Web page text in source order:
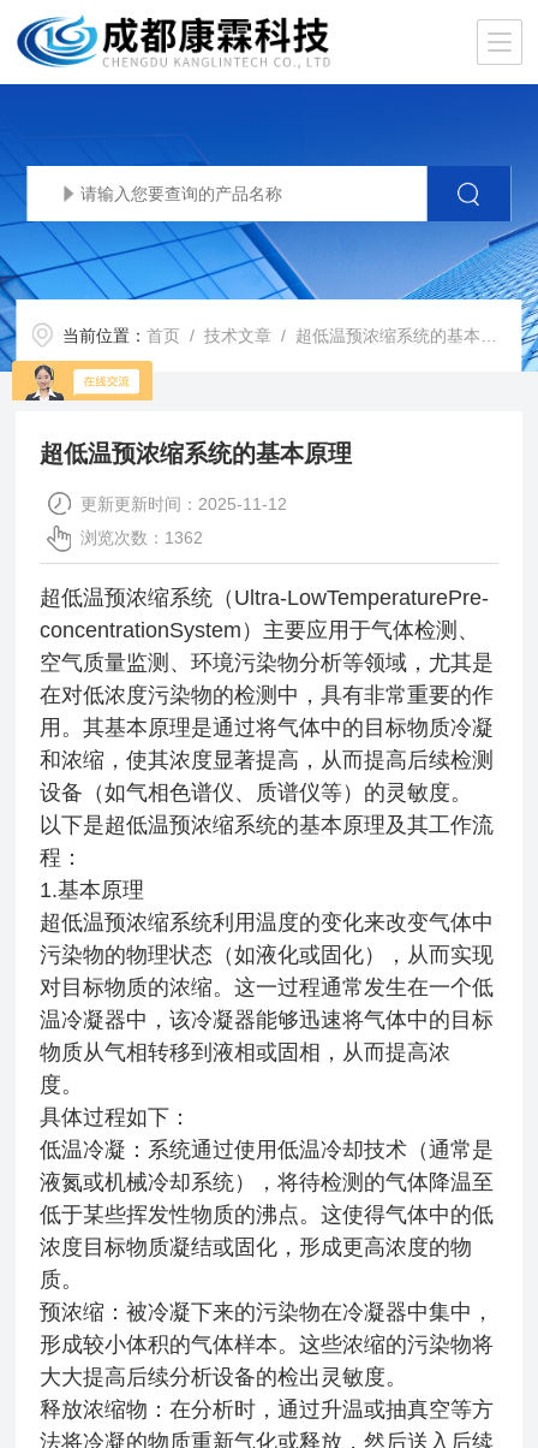
当前位置：首页 /技术文章 / 超低温预浓缩系统的基本原理
超低温预浓缩系统的基本原理
更新更新时间：2025-11-12
浏览次数：1362
超低温预浓缩系统（Ultra-LowTemperaturePre-
concentrationSystem）主要应用于气体检测、
空气质量监测、环境污染物分析等领域，尤其是
在对低浓度污染物的检测中，具有非常重要的作
用。其基本原理是通过将气体中的目标物质冷凝
和浓缩，使其浓度显著提高，从而提高后续检测
设备（如气相色谱仪、质谱仪等）的灵敏度。
以下是超低温预浓缩系统的基本原理及其工作流
程：
1.基本原理
超低温预浓缩系统利用温度的变化来改变气体中
污染物的物理状态（如液化或固化），从而实现
对目标物质的浓缩。这一过程通常发生在一个低
温冷凝器中，该冷凝器能够迅速将气体中的目标
物质从气相转移到液相或固相，从而提高浓
度。
具体过程如下：
低温冷凝：系统通过使用低温冷却技术（通常是
液氮或机械冷却系统），将待检测的气体降温至
低于某些挥发性物质的沸点。这使得气体中的低
浓度目标物质凝结或固化，形成更高浓度的物
质。
预浓缩：被冷凝下来的污染物在冷凝器中集中，
形成较小体积的气体样本。这些浓缩的污染物将
大大提高后续分析设备的检出灵敏度。
释放浓缩物：在分析时，通过升温或抽真空等方
法将冷凝的物质重新气化或释放，然后送入后续